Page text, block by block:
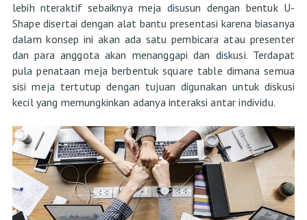
lebih nteraktif sebaiknya meja disusun dengan bentuk U-
Shape disertai dengan alat bantu presentasi karena biasanya
dalam konsep ini akan ada satu pembicara atau presenter
dan para anggota akan menanggapi dan diskusi. Terdapat
pula penataan meja berbentuk square table dimana semua
sisi meja tertutup dengan tujuan digunakan untuk diskusi
kecil yang memungkinkan adanya interaksi antar individu.